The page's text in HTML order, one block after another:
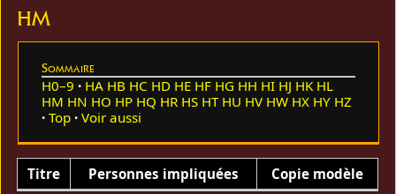
HM
Sommaire
H0–9 HA HB HC HD HE HF HG HH HI HJ HK HL
HM HN HO HP HQ HR HS HT HU HV HW HX HY HZ
Top
Voir aussi
Titre Personnes impliquées Copie modèle